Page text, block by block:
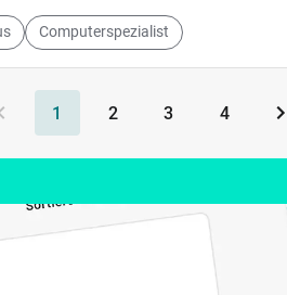
Computerspezialist
1 2 3 4